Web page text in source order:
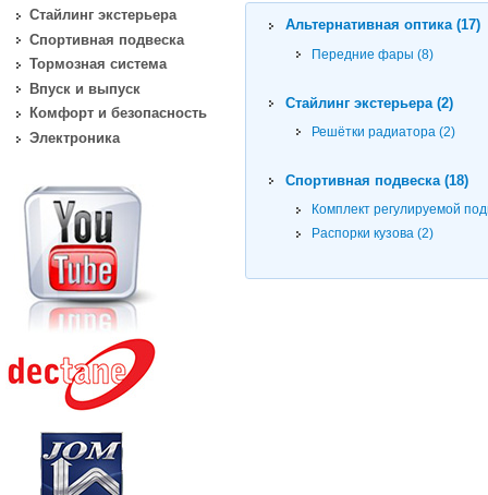
Альтернативная оптика (17)
Передние фары (8)
Стайлинг экстерьера (2)
Решётки радиатора (2)
Спортивная подвеска (18)
Комплект регулируемой
Распорки кузова (2)
Стайлинг экстерьера
Спортивная подвеска
Тормозная система
Впуск и выпуск
Комфорт и безопасность
Электроника